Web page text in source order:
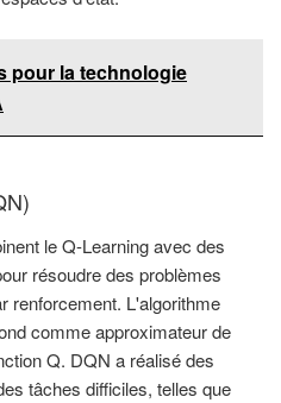
pour la technologie
le Q-Learning avec des
résoudre des problèmes
renforcement. L'algorithme
comme approximateur de
Q. DQN a réalisé des
tâches difficiles, telles que